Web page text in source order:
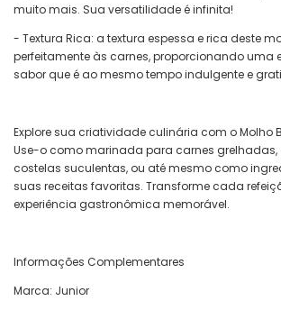
muito mais. Sua versatilidade é infinita!
- Textura Rica: a textura espessa e rica deste
perfeitamente às carnes, proporcionando uma
sabor que é ao mesmo tempo indulgente e
Explore sua criatividade culinária com o Molho
Use-o como marinada para carnes
costelas suculentas, ou até mesmo como
suas receitas favoritas. Transforme cada
experiência gastronômica memorável.
Informações Complementares
Marca: Junior